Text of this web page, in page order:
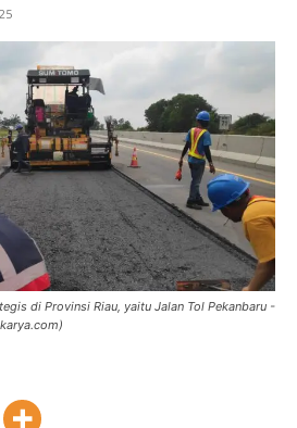
di Provinsi Riau, yaitu Jalan Tol Pekanbaru -